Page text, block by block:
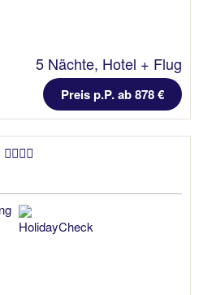
5 Nächte, Hotel + Flug
Preis p.P. ab 878 €